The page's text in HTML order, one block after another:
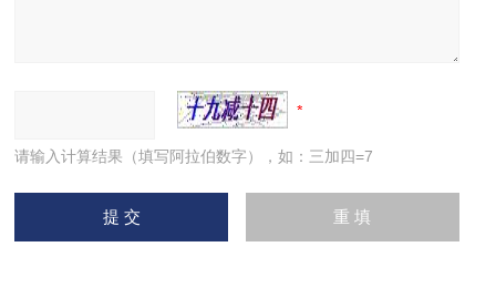
请输入计算结果（填写阿拉伯数字），如：三加四=7